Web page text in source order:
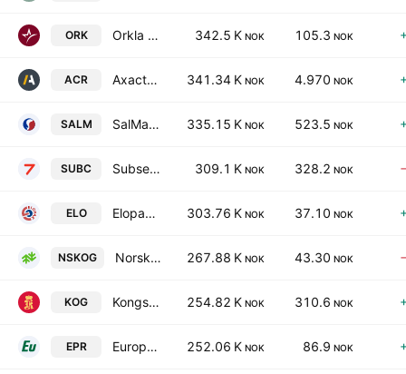
ORK Orkla ASA 342.5 K NOK 105.3 NOK
ACR Axactor ASA 341.34 K NOK 4.970 NOK
SALM SalMar ASA 335.15 K NOK 523.5 NOK
SUBC Subsea 7 S.A. 309.1 K NOK 328.2 NOK
ELO Elopak ASA 303.76 K NOK 37.10 NOK
NSKOG Norske Skog ASA 267.88 K NOK 43.30 NOK
KOG Kongsberg Gruppen ASA 254.82 K NOK 310.6 NOK
EPR Europris ASA 252.06 K NOK 86.9 NOK